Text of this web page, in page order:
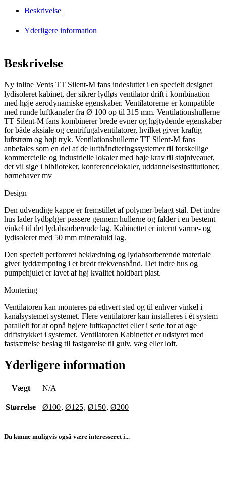
Beskrivelse
Yderligere information
Beskrivelse
Ny inline Vents TT Silent-M fans indesluttet i en specielt designet
lydisoleret kabinet, der sikrer lydløs ventilator drift i kombination
med høje aerodynamiske egenskaber. Ventilatorerne er kompatible
med runde luftkanaler fra Ø 100 op til 315 mm. Ventilationshullerne
TT Silent-M fans kombinerer brede evner og højtydende egenskaber
for både aksiale og centrifugalventilatorer, hvilket giver kraftig
luftstrøm og højt tryk. Ventilationshullerne TT Silent-M fans
anbefales som en del af de lufthåndteringssystemer til forskellige
kommercielle og industrielle lokaler med høje krav til støjniveauet,
det vil sige i biblioteker, konferencelokaler, uddannelsesinstitutioner,
børnehaver mv
Design
Den udvendige kappe er fremstillet af polymer-belagt stål. Det indre
hus lader lydbølger passere gennem hullerne og falder i en bestemt
vinkel til det lydabsorberende lag. Kabinettet er internt varme- og
lydisoleret med 50 mm mineraluld lag.
Den specielt perforeret beklædning og lydabsorberende materiale
giver lyddæmpning i et bredt frekvensbånd. Det indre hus og
pumpehjulet er lavet af høj kvalitet holdbart plast.
Montering
Ventilatoren kan monteres på ethvert sted og til enhver vinkel i
kanalsystemet systemet. Flere ventilatorer kan installeres i ét system
parallelt for at opnå højere luftkapacitet eller i serie for at øge
driftstrykket i systemet. Ventilatoren Kabinettet er udstyret med
fastsættelse beslag til fastgørelse til gulv, væg eller loft.
Yderligere information
Vægt N/A
Størrelse Ø100, Ø125, Ø150, Ø200
Du kunne muligvis også være interesseret i...